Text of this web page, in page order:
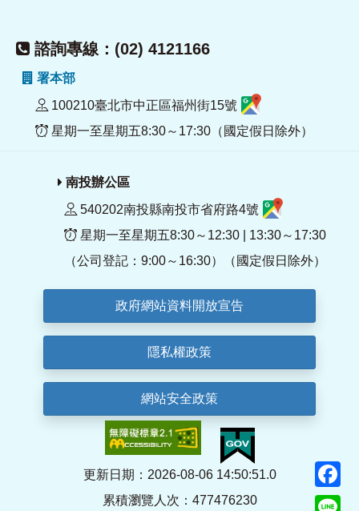
諮詢專線：(02) 4121166
署本部
100210臺北市中正區福州街15號
星期一至星期五8:30～17:30（國定假日除外）
南投辦公區
540202南投縣南投市省府路4號
星期一至星期五8:30～12:30 | 13:30～17:30
（公司登記：9:00～16:30）（國定假日除外）
政府網站資料開放宣告
隱私權政策
網站安全政策
更新日期：2026-08-06 14:50:51.0
累積瀏覽人次：477476230